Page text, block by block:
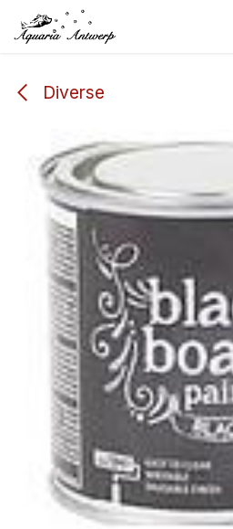
Overslaan naar inhoud
Diverse